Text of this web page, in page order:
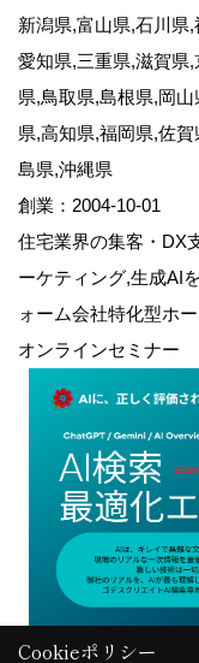
新潟県,富山県,石川県
愛知県,三重県,滋賀県
県,鳥取県,島根県,岡
県,高知県,福岡県,佐
島県,沖縄県
創業：2004-10-01
住宅業界の集客・DX
ーケティング,生成AI
ォーム会社特化型ホ
オンラインセミナー
Cookieポリシー